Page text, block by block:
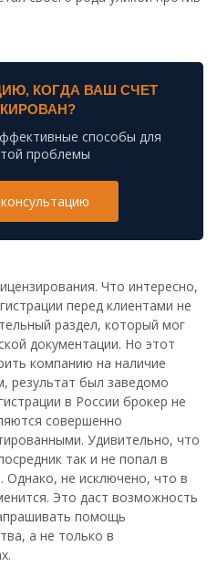
КОГДА ВАШ СЧЕТ
способы для
проблемы
Что интересно,
перед клиентами не
раздел, который мог
документации. Но этот
компанию на наличие
результат был заведомо
в России брокер не
совершенно
Удивительно, что
так и не попал в
Однако, не исключено, что в
Это даст возможность
помощь
а не только в